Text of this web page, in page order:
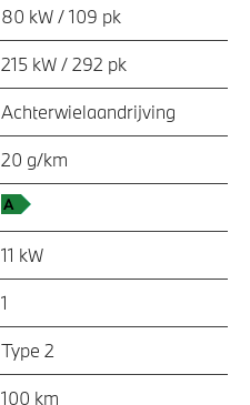
80 kW / 109 pk
215 kW / 292 pk
Achterwielaandrijving
20 g/km
11 kW
1
Type 2
100 km